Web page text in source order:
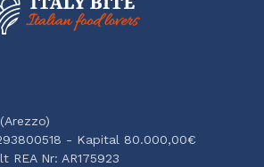
- Kapital 80.000,00€
REA Nr: AR175923